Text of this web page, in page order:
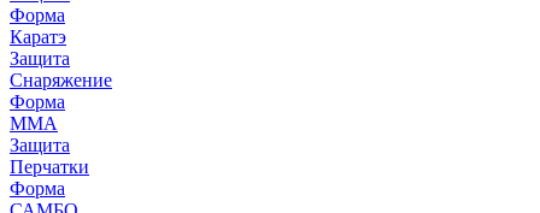
Форма
Каратэ
Защита
Снаряжение
Форма
ММА
Защита
Перчатки
Форма